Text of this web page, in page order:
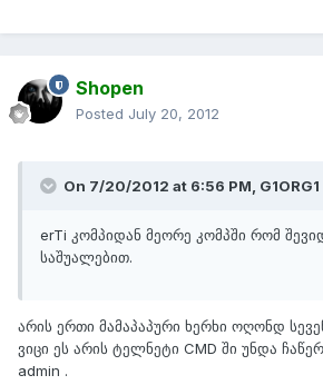
Shopen
Posted July 20, 2012
On 7/20/2012 at 6:56 PM,
erTi კომპიდან მეორე კომპში რომ
საშუალებით.
არის ერთი მამაპაპური ხერხი ოღონდ
ვიცი ეს არის ტელნეტი CMD ში უნდა
admin .